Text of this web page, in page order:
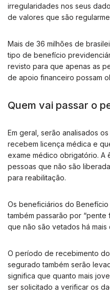
irregularidades nos seus
de valores que são
Mais de 36 milhões de
tipo de benefício
revisto para que apenas as
de apoio financeiro possam
Quem vai passar o
Em geral, serão analisados
recebem licença médica e
exame médico obrigatório. A
pessoas que não são
para reabilitação.
Os beneficiários do
também passarão por
que não são vetados há mais
O período de recebimento
segurado também serão
significa que quanto mais
ser solicitado a verificar os